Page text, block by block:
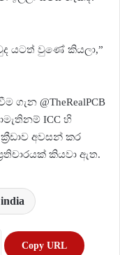
යටත් වුණේ කියලා,”
ගැන @TheRealPCB
ICC හි
අවසන් කර
කියවා ඇත.
Copy URL